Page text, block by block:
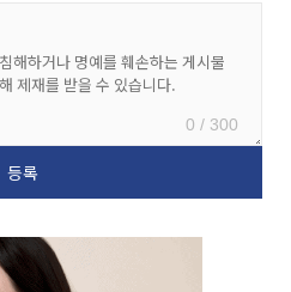
0 / 300